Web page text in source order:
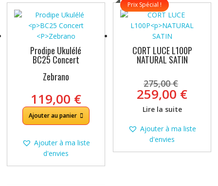
Prodipe Ukulélé
BC25 Concert
Zebrano
119,00 €
Ajouter au panier
Ajouter à ma liste
d'envies
Prix Spécial !
CORT LUCE L100P
NATURAL SATIN
275,00€ prix
initial
était :
259,00 €Le
est :
Lire la suite
Ajouter à ma liste
d'envies